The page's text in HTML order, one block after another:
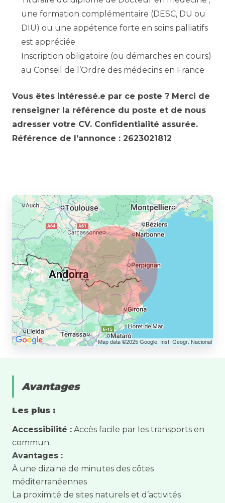
une formation complémentaire (DESC, DU ou
DIU) ou une appétence forte en soins palliatifs
est appréciée
Inscription obligatoire (ou démarches en cours)
au Conseil de l’Ordre des médecins en France
Vous êtes intéressé.e par ce poste ? Merci de
renseigner la référence du poste et de nous
adresser votre CV. Confidentialité assurée.
Référence de l’annonce : 2623021812
Avantages
Les plus :
Accessibilité : Accès facile par les transports en
commun.
Avantages :
À une dizaine de minutes des côtes
méditerranéennes
La proximité de sites naturels et d’activités